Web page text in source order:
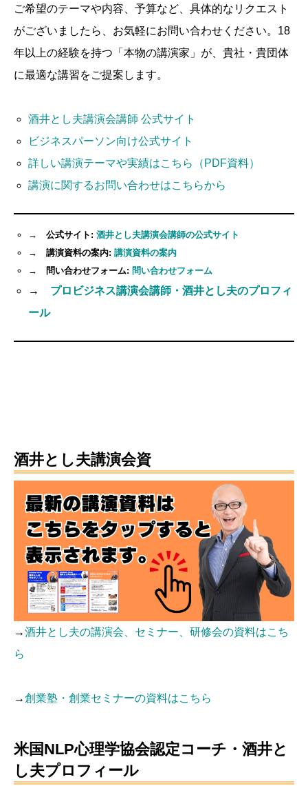
ご希望のテーマや内容、予算など、具体的なリクエスト
がございましたら、お気軽にお問い合わせください。18
年以上の経験を持つ「本物の講演家」が、貴社・貴団体
に最適な講習をご提案します。
酒井とし夫講演会講師 公式サイト
ビジネスパーソン向け公式サイト
詳しい講演テーマや実績はこちら（PDF資料）
講演に関するお問い合わせはこちらから
→ 公式サイト: 酒井とし夫講演会講師の公式サイト
→ 講演資料の案内: 講演資料の案内
→ 問い合わせフォーム: 問い合わせフォーム
→ プロビジネス講演会講師・酒井とし夫のプロフィ
ール
酒井とし夫講演会資
→酒井とし夫の講演会、セミナー、研修会の資料はこち
ら
→創業塾・創業セミナーの資料はこちら
米国NLP心理学協会認定コーチ・酒井と
し夫プロフィール